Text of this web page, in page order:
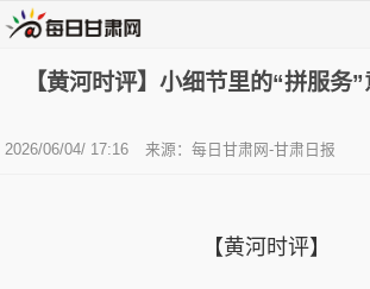
【黄河时评】小细节里的“拼服务”
2026/06/04/ 17:16 来源： 每日甘肃网-甘肃日报
【黄河时评】